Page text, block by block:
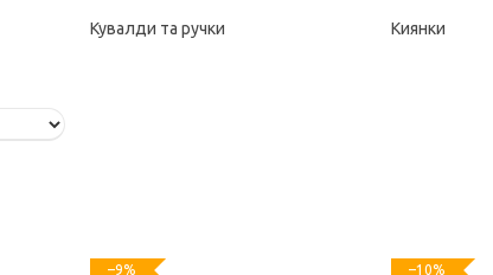
Кувалди та ручки Киянки
–9% –10%